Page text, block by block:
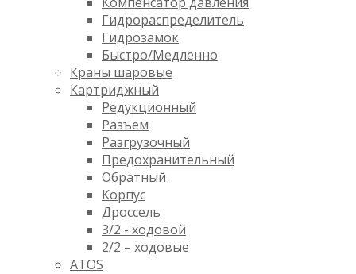
Гидрораспределитель
Гидрозамок
Быстро/Медленно
Краны шаровые
Картриджный
Редукционный
Разъем
Разгрузочный
Предохранительный
Обратный
Корпус
Дроссель
3/2 - ходовой
2/2 – ходовые
ATOS